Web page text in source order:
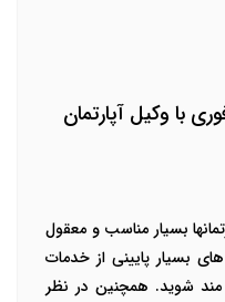
با وکیل آپارتمان
بسیار مناسب و معقول
بسیار پایینی از خدمات
مند شوید. همچنین در نظر